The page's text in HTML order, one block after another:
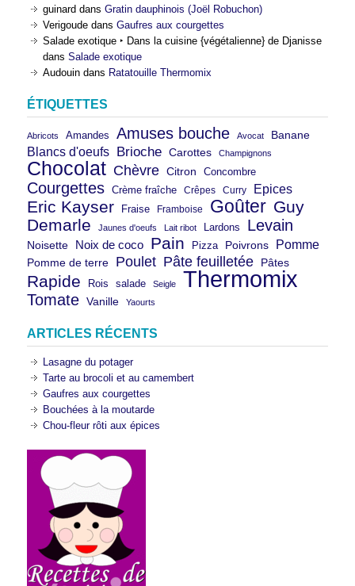
guinard dans Gratin dauphinois (Joël Robuchon)
Verigoude dans Gaufres aux courgettes
Salade exotique ‣ Dans la cuisine {végétalienne} de Djanisse
dans Salade exotique
Audouin dans Ratatouille Thermomix
ÉTIQUETTES
Abricots Amandes Amuses bouche Avocat Banane
Blancs d'oeufs Brioche Carottes Champignons
Chocolat Chèvre Citron Concombre
Courgettes Crème fraîche Crêpes Curry Epices
Eric Kayser Fraise Framboise Goûter Guy
Demarle
Jaunes d'oeufs Lait ribot Lardons Levain
Noisette Noix de coco Pain Pizza Poivrons Pomme
Pomme de terre Poulet Pâte feuilletée Pâtes
Rapide Rois salade Seigle Thermomix
Tomate Vanille Yaourts
ARTICLES RÉCENTS
Lasagne du potager
Tarte au brocoli et au camembert
Gaufres aux courgettes
Bouchées à la moutarde
Chou-fleur rôti aux épices